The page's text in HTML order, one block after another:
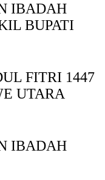
IBADAH
BUPATI
FITRI 1447
UTARA
IBADAH